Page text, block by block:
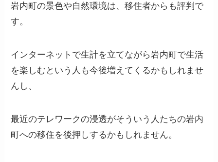
岩内町の景色や自然環境は、移住者からも評判で
す。
インターネットで生計を立てながら岩内町で生活
を楽しむという人も今後増えてくるかもしれませ
んし、
最近のテレワークの浸透がそういう人たちの岩内
町への移住を後押しするかもしれません。